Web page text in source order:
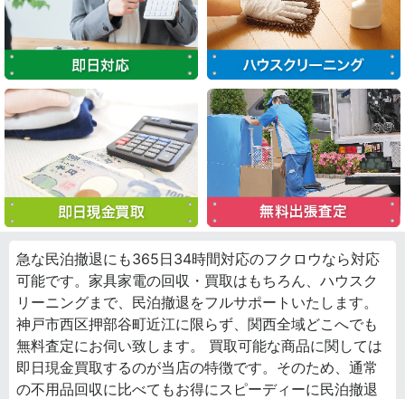
急な民泊撤退にも365日34時間対応のフクロウなら対応
可能です。家具家電の回収・買取はもちろん、ハウスク
リーニングまで、民泊撤退をフルサポートいたします。
神戸市西区押部谷町近江に限らず、関西全域どこへでも
無料査定にお伺い致します。 買取可能な商品に関しては
即日現金買取するのが当店の特徴です。そのため、通常
の不用品回収に比べてもお得にスピーディーに民泊撤退